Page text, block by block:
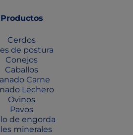
Productos
Cerdos
de postura
Conejos
Caballos
Carne
Lechero
Ovinos
Pavos
de engorda
minerales